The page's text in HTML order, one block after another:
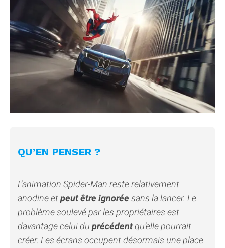
QU’EN PENSER ?
L’animation Spider-Man reste relativement
anodine etpeut être ignorée sans la lancer. Le
problème soulevé par les propriétaires est
davantage celui du précédentqu’elle pourrait
créer. Les écrans occupent désormais une place